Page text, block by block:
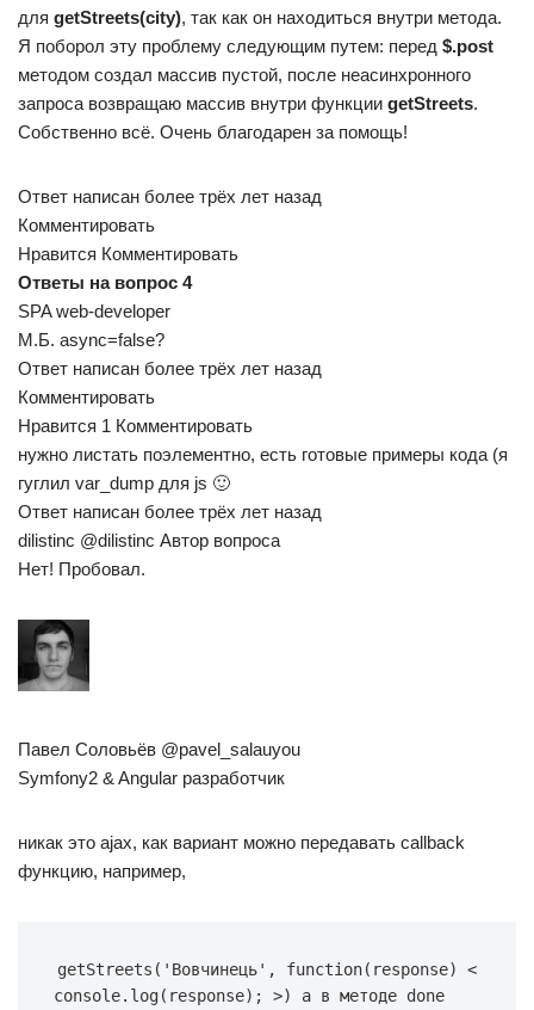
для getStreets(city), так как он находиться внутри метода.
Я поборол эту проблему следующим путем: перед $.post
методом создал массив пустой, после неасинхронного
запроса возвращаю массив внутри функции getStreets.
Собственно всё. Очень благодарен за помощь!
Ответ написан более трёх лет назад
Комментировать
Нравится Комментировать
Ответы на вопрос 4
SPA web-developer
М.Б. async=false?
Ответ написан более трёх лет назад
Комментировать
Нравится 1 Комментировать
нужно листать поэлементно, есть готовые примеры кода (я
гуглил var_dump для js 🙂
Ответ написан более трёх лет назад
dilistinc @dilistinc Автор вопроса
Нет! Пробовал.
Павел Соловьёв @pavel_salauyou
Symfony2 & Angular разработчик
никак это ajax, как вариант можно передавать callback
функцию, например,
getStreets('Вовчинець', function(response) <
console.log(response); >) а в методе done